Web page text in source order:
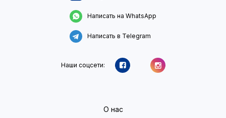
Написать на WhatsApp
Написать в Telegram
Наши соцсети:
О нас